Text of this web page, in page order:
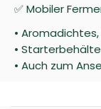
✅ Mobiler
•
•
• Auch zum